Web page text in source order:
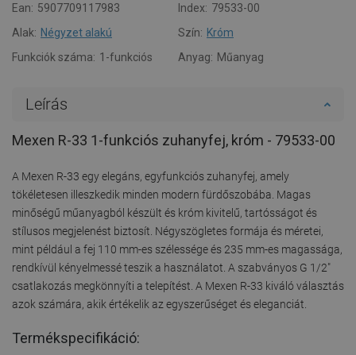
Ean: 5907709117983 Index: 79533-00
Alak: Négyzet alakú Szín: Króm
Funkciók száma: 1-funkciós Anyag: Műanyag
Leírás
Mexen R-33 1-funkciós zuhanyfej, króm - 79533-00
A Mexen R-33 egy elegáns, egyfunkciós zuhanyfej, amely
tökéletesen illeszkedik minden modern fürdőszobába. Magas
minőségű műanyagból készült és króm kivitelű, tartósságot és
stílusos megjelenést biztosít. Négyszögletes formája és méretei,
mint például a fej 110 mm-es szélessége és 235 mm-es magassága,
rendkívül kényelmessé teszik a használatot. A szabványos G 1/2"
csatlakozás megkönnyíti a telepítést. A Mexen R-33 kiváló választás
azok számára, akik értékelik az egyszerűséget és eleganciát.
Termékspecifikáció: